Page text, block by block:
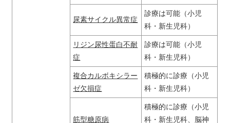
尿素サイクル異常症
診療は可能（小児
科・新生児科）
リジン尿性蛋白不耐
症
診療は可能（小児
科・新生児科）
複合カルボキシラー
ゼ欠損症
積極的に診療（小児
科・新生児科）
筋型糖原病
積極的に診療（小児
科・新生児科、脳神